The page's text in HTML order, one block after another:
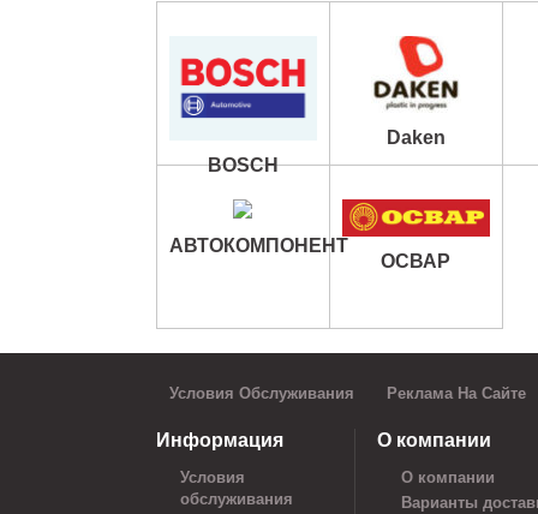
BOSCH
Daken
АВТОКОМПОНЕНТ
ОСВАР
Условия Обслуживания Реклама На Сайте
Информация
Условия
обслуживания
О компании
О компании
Варианты